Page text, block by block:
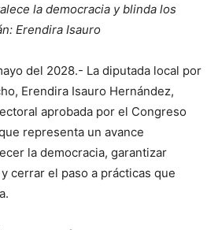
la democracia y blinda los
Erendira Isauro
del 2028.- La diputada local por
Erendira Isauro Hernández,
aprobada por el Congreso
representa un avance
la democracia, garantizar
cerrar el paso a prácticas que